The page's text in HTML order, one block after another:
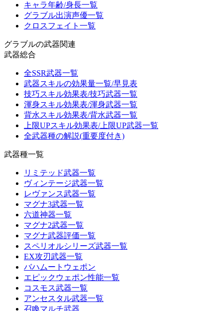
キャラ年齢/身長一覧
グラブル出演声優一覧
クロスフェイト一覧
グラブルの武器関連
武器総合
全SSR武器一覧
武器スキルの効果量一覧/早見表
技巧スキル効果表/技巧武器一覧
渾身スキル効果表/渾身武器一覧
背水スキル効果表/背水武器一覧
上限UPスキル効果表/上限UP武器一覧
全武器種の解説(重要度付き)
武器種一覧
リミテッド武器一覧
ヴィンテージ武器一覧
レヴァンス武器一覧
マグナ3武器一覧
六道神器一覧
マグナ2武器一覧
マグナ武器評価一覧
スペリオルシリーズ武器一覧
EX攻刃武器一覧
バハムートウェポン
エピックウェポン性能一覧
コスモス武器一覧
アンセスタル武器一覧
召喚マルチ武器